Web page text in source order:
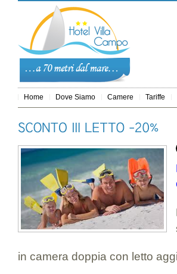
Home Dove Siamo Camere Tariffe
in camera doppia con letto